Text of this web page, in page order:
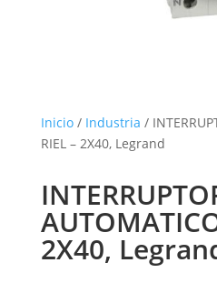
Inicio/ Industria /
RIEL – 2X40, Legrand
2X40,